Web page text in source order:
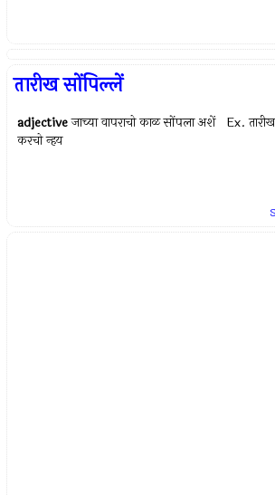
तारीख सोंपिल्लें
adjective जाच्या वापराचो काळ सोंपला अशें Ex.
करचो न्हय